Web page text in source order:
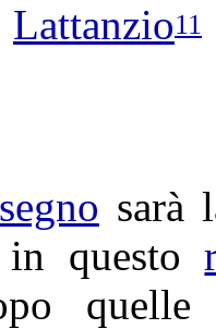
Lattanzio11
segno sarà
in questo